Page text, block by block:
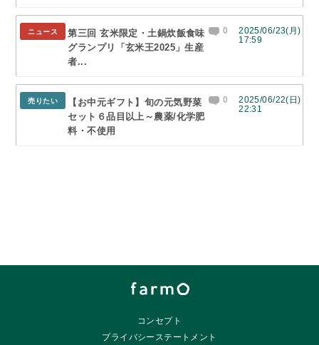
ニュース
第三回 玄米限定・土鍋炊飯食味
グランプリ「玄米王2025」生産
者...
0
2025/06/23(月)
17:59
売りたい
【お中元ギフト】旬の元気野菜
セット６品目以上～農薬/化学肥
料・不使用
0
2025/06/22(日)
22:31
コンセプト
プライバシーステートメント